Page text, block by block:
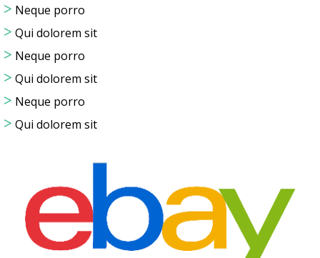
> Neque porro
> Qui dolorem sit
> Neque porro
> Qui dolorem sit
> Neque porro
> Qui dolorem sit